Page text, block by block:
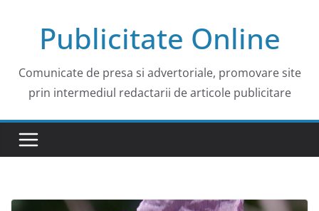
Publicitate Online
Comunicate de presa si advertoriale, promovare site
prin intermediul redactarii de articole publicitare